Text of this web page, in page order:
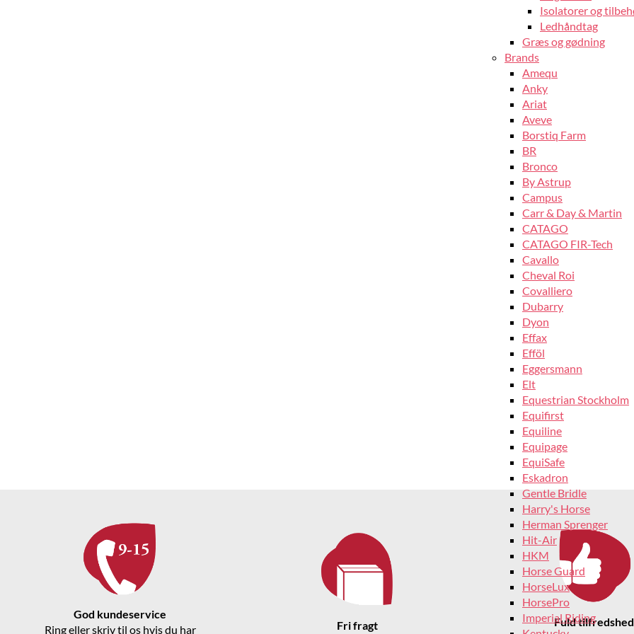
Isolatorer og
Ledhåndtag
Græs og gødning
Brands
Amequ
Anky
Ariat
Aveve
Borstiq Farm
BR
Bronco
By Astrup
Campus
Carr & Day & Martin
CATAGO
CATAGO FIR-Tech
Cavallo
Cheval Roi
Covalliero
Dubarry
Dyon
Effax
Efföl
Eggersmann
Elt
Equestrian Stockholm
Equifirst
Equiline
Equipage
EquiSafe
Eskadron
Gentle Bridle
Harry's Horse
Herman Sprenger
Hit-Air
HKM
Horse Guard
HorseLux
HorsePro
Imperial Riding
God kundeservice
Ring eller skriv til os hvis du har
Fri fragt
Fuld tilfredshed